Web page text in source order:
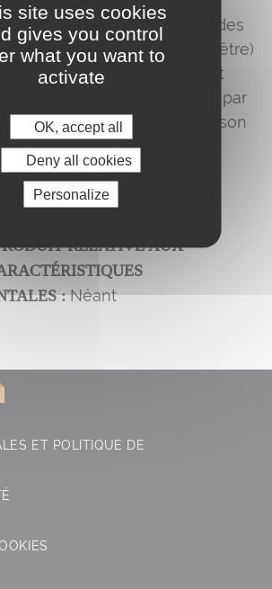
élaboration, de l’élevage des
porcs (alimentation, bien-être)
jambon est désossé et
les règles de l’art, à la main par
ensuite lentement avec son
doux et une chair plus
RELATIVE AUX
:Néant
ET POLITIQUE DE
site uses cookies
gives you control
what you want to
activate
OK, accept all
Deny all cookies
Personalize